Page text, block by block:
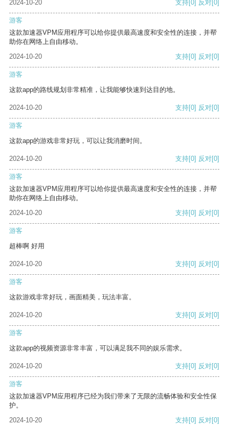
2024-10-20 支持 [0] 反对 [0]
游客
这款加速器VPM应用程序可以给你提供最高速度和安全性的连接，并帮
助你在网络上自由移动。
2024-10-20
支持[0] 反对[0]
游客
这款app的路线规划非常精准，让我能够快速到达目的地。
2024-10-20 支持[0] 反对[0]
游客
这款app的游戏非常好玩，可以让我消磨时间。
2024-10-20 支持[0] 反对[0]
游客
这款加速器VPM应用程序可以给你提供最高速度和安全性的连接，并帮
助你在网络上自由移动。
2024-10-20
支持[0] 反对[0]
游客
超棒啊 好用
2024-10-20 支持[0] 反对[0]
游客
这款游戏非常好玩，画面精美，玩法丰富。
2024-10-20 支持[0] 反对[0]
游客
这款app的视频资源非常丰富，可以满足我不同的娱乐需求。
2024-10-20 支持[0] 反对[0]
游客
这款加速器VPM应用程序已经为我们带来了无限的流畅体验和安全性保
护。
2024-10-20
支持[0] 反对[0]